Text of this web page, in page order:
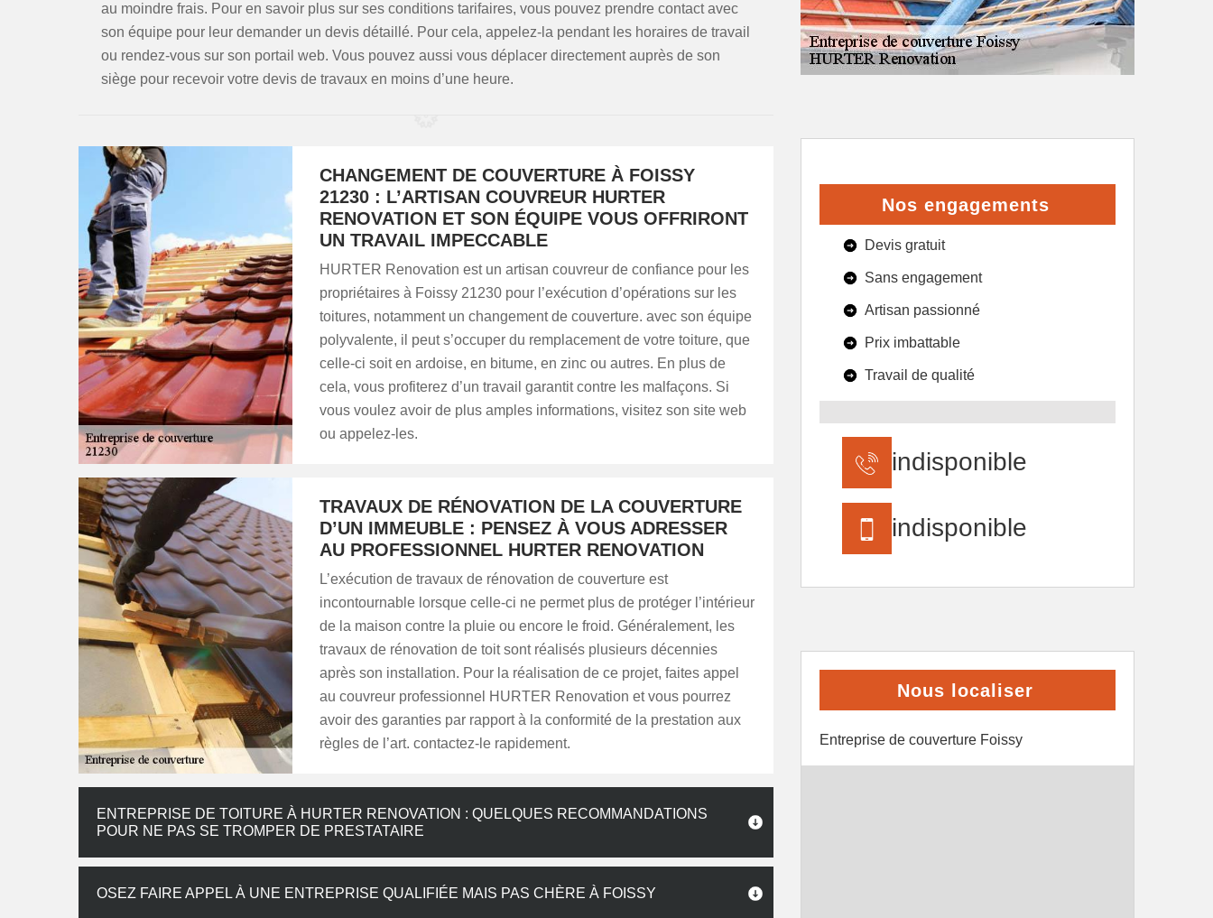
au moindre frais. Pour en savoir plus sur ses conditions tarifaires, vous pouvez prendre contact avec
son équipe pour leur demander un devis détaillé. Pour cela, appelez-la pendant les horaires de travail
ou rendez-vous sur son portail web. Vous pouvez aussi vous déplacer directement auprès de son
siège pour recevoir votre devis de travaux en moins d’une heure.
CHANGEMENT DE COUVERTURE À FOISSY
21230 : L’ARTISAN COUVREUR HURTER
RENOVATION ET SON ÉQUIPE VOUS OFFRIRONT
UN TRAVAIL IMPECCABLE
HURTER Renovation est un artisan couvreur de confiance pour les
propriétaires à Foissy 21230 pour l’exécution d’opérations sur les
toitures, notamment un changement de couverture. avec son équipe
polyvalente, il peut s’occuper du remplacement de votre toiture, que
celle-ci soit en ardoise, en bitume, en zinc ou autres. En plus de
cela, vous profiterez d’un travail garantit contre les malfaçons. Si
vous voulez avoir de plus amples informations, visitez son site web
ou appelez-les.
TRAVAUX DE RÉNOVATION DE LA COUVERTURE
D’UN IMMEUBLE : PENSEZ À VOUS ADRESSER
AU PROFESSIONNEL HURTER RENOVATION
L’exécution de travaux de rénovation de couverture est
incontournable lorsque celle-ci ne permet plus de protéger l’intérieur
de la maison contre la pluie ou encore le froid. Généralement, les
travaux de rénovation de toit sont réalisés plusieurs décennies
après son installation. Pour la réalisation de ce projet, faites appel
au couvreur professionnel HURTER Renovation et vous pourrez
avoir des garanties par rapport à la conformité de la prestation aux
règles de l’art. contactez-le rapidement.
ENTREPRISE DE TOITURE À HURTER RENOVATION : QUELQUES RECOMMANDATIONS
POUR NE PAS SE TROMPER DE PRESTATAIRE
OSEZ FAIRE APPEL À UNE ENTREPRISE QUALIFIÉE MAIS PAS CHÈRE À FOISSY
Nos engagements
Devis gratuit
Sans engagement
Artisan passionné
Prix imbattable
Travail de qualité
indisponible
indisponible
Nous localiser
Entreprise de couverture Foissy